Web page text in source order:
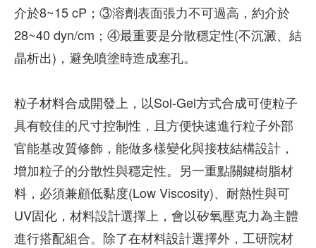
介於8~15 cP；③溶劑表面張力不可過高，約介於
28~40 dyn/cm；④最重要是分散穩定性(不沉澱、結
晶析出)，避免噴塗時造成塞孔。
粒子材料合成開發上，以Sol-Gel方式合成可使粒子
具有較佳的尺寸控制性，且方便快速進行粒子外部
官能基改質修飾，能做多樣變化與接枝結構設計，
增加粒子的分散性與穩定性。另一重點關鍵樹脂材
料，必須兼顧低黏度(Low Viscosity)、耐熱性與可
UV固化，材料設計選擇上，會以矽氧壓克力為主體
進行搭配組合。除了在材料設計選擇外，工研院材